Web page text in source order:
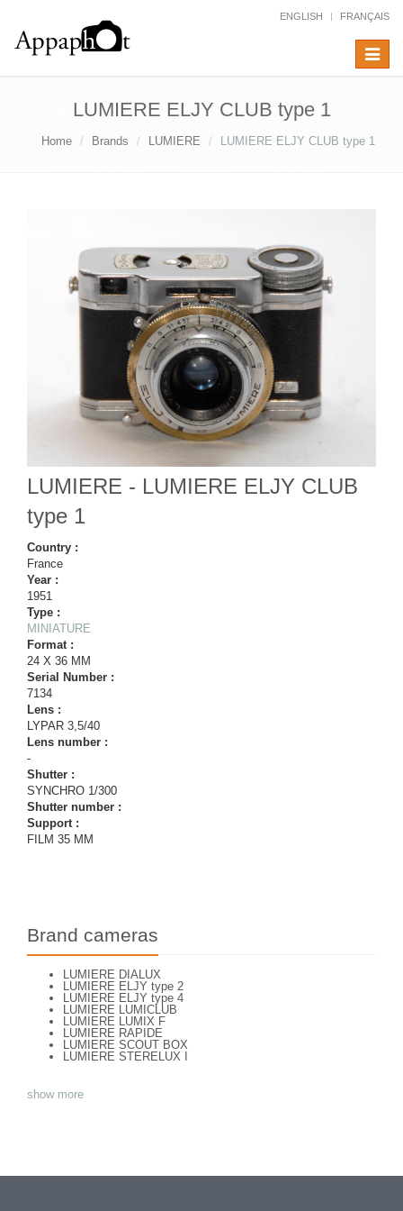
ENGLISH FRANÇAIS
Toggle
LUMIERE ELJY CLUB type 1
Home Brands LUMIERE LUMIERE ELJY CLUB type 1
LUMIERE - LUMIERE ELJY CLUB
type 1
Country :
France
Year :
1951
Type :
MINIATURE
Format :
24 X 36 MM
Serial Number :
7134
Lens :
LYPAR 3,5/40
Lens number :
-
Shutter :
SYNCHRO 1/300
Shutter number :
Support :
FILM 35 MM
Brand cameras
LUMIERE DIALUX
LUMIERE ELJY type 2
LUMIERE ELJY type 4
LUMIERE LUMICLUB
LUMIERE LUMIX F
LUMIERE RAPIDE
LUMIERE SCOUT BOX
LUMIERE STERELUX I
show more